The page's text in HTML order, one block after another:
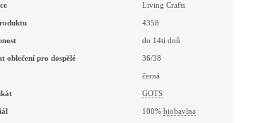
Living Crafts
4358
do 14ti dnů
oblečení pro dospělé 36/38
černá
GOTS
100% biobavlna